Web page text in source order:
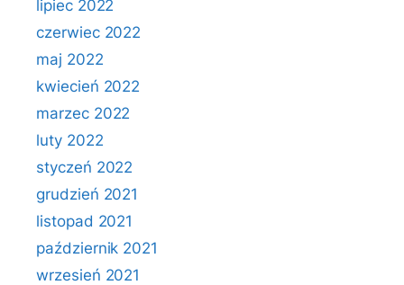
lipiec 2022
czerwiec 2022
maj 2022
kwiecień 2022
marzec 2022
luty 2022
styczeń 2022
grudzień 2021
listopad 2021
październik 2021
wrzesień 2021